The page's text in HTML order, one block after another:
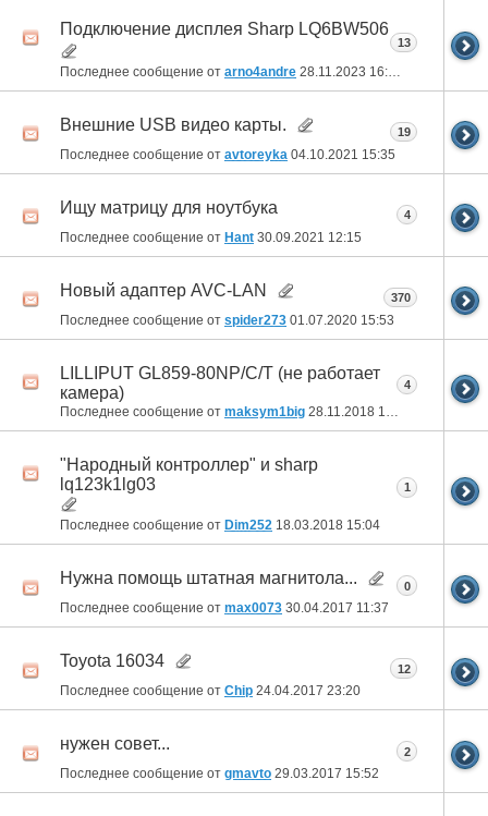
Подключение дисплея Sharp LQ6BW506
Последнее сообщение от arno4andre 28.11.2023 16:25
13
Внешние USB видео карты.
Последнее сообщение от avtoreyka 04.10.2021 15:35
19
Ищу матрицу для ноутбука
Последнее сообщение от Hant 30.09.2021 12:15
4
Новый адаптер AVC-LAN
Последнее сообщение от spider273 01.07.2020 15:53
370
LILLIPUT GL859-80NP/C/T (не работает
камера)
Последнее сообщение от maksym1big 28.11.2018 15:50
4
"Народный контроллер" и sharp
lq123k1lg03
Последнее сообщение от Dim252 18.03.2018 15:04
1
Нужна помощь штатная магнитола...
Последнее сообщение от max0073 30.04.2017 11:37
0
Toyota 16034
Последнее сообщение от Chip 24.04.2017 23:20
12
нужен совет...
Последнее сообщение от gmavto 29.03.2017 15:52
2